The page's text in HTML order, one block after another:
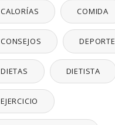
CALORÍAS COMIDA
CONSEJOS DEPORTE
DIETAS DIETISTA
EJERCICIO